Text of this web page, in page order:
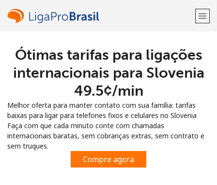
Bem-vindo(a)!
Já tem uma conta?
Entrar com
ou
Ótimas tarifas para ligações
internacionais para Slovenia
⁦49.5¢⁩/min
Melhor oferta para manter contato com sua família: tarifas
baixas para ligar para telefones fixos e celulares no Slovenia
Faça com que cada minuto conte com chamadas
internacionais baratas, sem cobranças extras, sem contrato e
sem truques.
Compre agora